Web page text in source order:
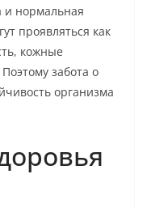
и нормальная
проявляться как
кожные
забота о
организма